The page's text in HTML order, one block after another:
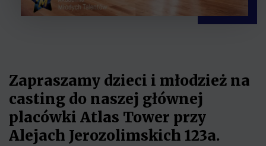
Zapraszamy dzieci i młodzież na
casting do naszej głównej
placówki Atlas Tower przy
Alejach Jerozolimskich 123a.